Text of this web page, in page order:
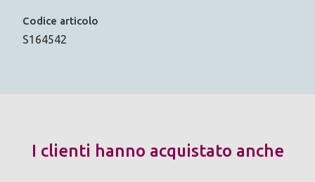
Codice articolo
S164542
I clienti hanno acquistato anche